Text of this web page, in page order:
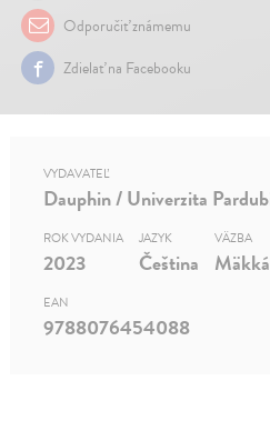
Odporučiť známemu
Zdielať na Facebooku
VYDAVATEĽ
Dauphin / Univerzita
ROK VYDANIA
2023
JAZYK
Čeština
VÄZBA
EAN
9788076454088